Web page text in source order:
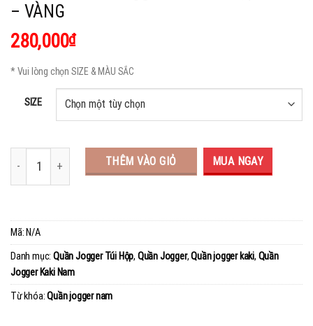
– VÀNG
280,000₫
* Vui lòng chọn SIZE & MÀU SẮC
SIZE
THÊM VÀO GIỎ MUA NGAY
Mã: N/A
Danh mục: Quần Jogger Túi Hộp, Quần Jogger,Quần jogger kaki, Quần
Jogger Kaki Nam
Từ khóa:Quần jogger nam